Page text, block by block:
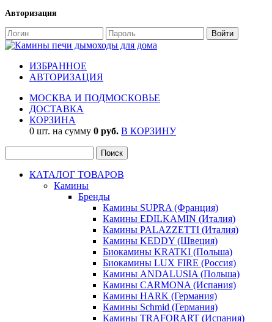
Авторизация
ИЗБРАННОЕ
АВТОРИЗАЦИЯ
МОСКВА И ПОДМОСКОВЬЕ
ДОСТАВКА
КОРЗИНА
0 шт. на сумму 0 руб. В КОРЗИНУ
КАТАЛОГ ТОВАРОВ
Камины
Бренды
Камины SUPRA (Франция)
Камины EDILKAMIN (Италия)
Камины PALAZZETTI (Италия)
Камины KEDDY (Швеция)
Биокамины KRATKI (Польша)
Биокамины LUX FIRE (Россия)
Камины ANDALUSIA (Польша)
Камины CARMONA (Испания)
Камины HARK (Германия)
Камины Schmid (Германия)
Камины TRAFORART (Испания)